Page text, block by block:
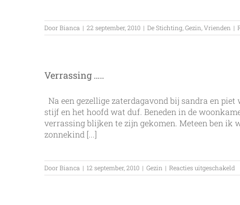
DoorBianca | 22 september, 2010 | De Stichting Gezin Vrienden |
Verrassing …..
Na een gezellige zaterdagavond bij sandra en
stijf en het hoofd wat duf. Beneden in de
verrassing blijken te zijn gekomen. Meteen ben ik
zonnekind [...]
DoorBianca | 12 september, 2010 | Gezin | Reacties uitgeschakeld